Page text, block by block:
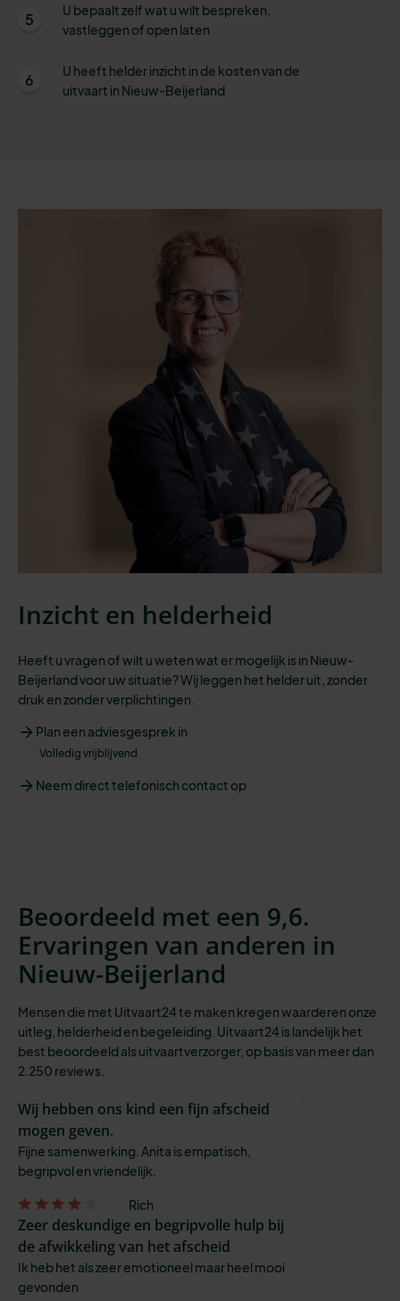
5
U bepaalt zelf wat u wilt bespreken,
vastleggen of open laten
6
U heeft helder inzicht in de kosten van de
uitvaart in Nieuw-Beijerland
Inzicht en helderheid
Heeft u vragen of wilt u weten wat er mogelijk is in Nieuw-
Beijerland voor uw situatie? Wij leggen het helder uit, zonder
druk en zonder verplichtingen.
Plan een adviesgesprek in
Volledig vrijblijvend
Neem direct telefonisch contact op
Beoordeeld met een 9,6.
Ervaringen van anderen in
Nieuw-Beijerland
Mensen die met Uitvaart24 te maken kregen waarderen onze
uitleg, helderheid en begeleiding. Uitvaart24 is landelijk het
best beoordeeld als uitvaartverzorger, op basis van meer dan
2.250 reviews.
Wij hebben ons kind een fijn afscheid
mogen geven.
Fijne samenwerking. Anita is empatisch,
begripvol en vriendelijk.
Rich
Zeer deskundige en begripvolle hulp bij
de afwikkeling van het afscheid
Ik heb het als zeer emotioneel maar heel mooi
gevonden